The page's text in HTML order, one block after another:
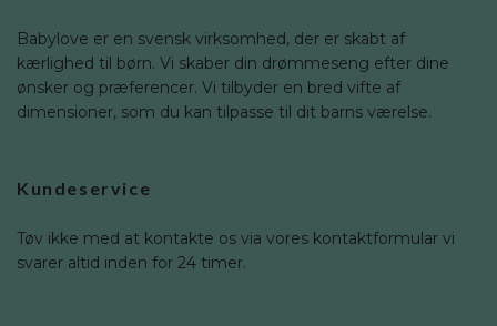
Babylove er en svensk virksomhed, der er skabt af
kærlighed til børn. Vi skaber din drømmeseng efter dine
ønsker og præferencer. Vi tilbyder en bred vifte af
dimensioner, som du kan tilpasse til dit barns værelse.
Kundeservice
Tøv ikke med at kontakte os via vores kontaktformular vi
svarer altid inden for 24 timer.